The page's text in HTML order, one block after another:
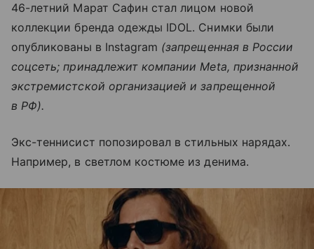
46-летний Марат Сафин стал лицом новой
коллекции бренда одежды IDOL. Снимки были
опубликованы в Instagram (запрещенная в России
соцсеть; принадлежит компании Meta, признанной
экстремистской организацией и запрещенной
в РФ).
Экс-теннисист попозировал в стильных нарядах.
Например, в светлом костюме из денима.